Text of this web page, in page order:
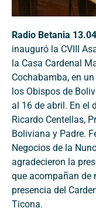
Radio Betania
inauguró la CVIII
la Casa Cardenal
Cochabamba, en
los Obispos de
al 16 de abril. En el
Ricardo Centellas,
Boliviana y Padre.
Negocios de la
agradecieron la
que acompañan de
presencia del
Ticona.